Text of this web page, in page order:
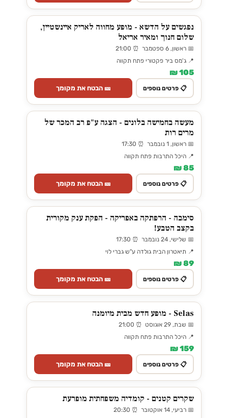
נפגשים על הדשא - מופע מחווה לאריק איינשטיין,
שלום חנוך ומאיר אריאל
📅 ראשון, 6 ספטמבר ⏰ 21:00
📍 ג'מס ביר פקטורי פתח תקווה
105 ₪
📋 פרטים נוספים 🎫 הבטח את מקומך
מעשה בחמישה בלונים - הצגה ע"פ רב המכר של
מרים רות
📅 ראשון, 1 נובמבר ⏰ 17:30
📍 היכל התרבות פתח תקווה
85 ₪
📋 פרטים נוספים 🎫 הבטח את מקומך
סימבה - הרפתקה באפריקה - הפקת ענק מקורית
בקצב הטבע!
📅 שלישי, 24 נובמבר ⏰ 17:30
📍 תיאטרון הבית גולדה ע"ש גברי לוי
89 ₪
📋 פרטים נוספים 🎫 הבטח את מקומך
Selas - מופע חדש מבית מיומנה
📅 שבת, 29 אוגוסט ⏰ 21:00
📍 היכל התרבות פתח תקווה
159 ₪
📋 פרטים נוספים 🎫 הבטח את מקומך
שקרים קטנים - קומדיה משפחתית מופרעת
📅 רביעי, 14 אוקטובר ⏰ 20:30